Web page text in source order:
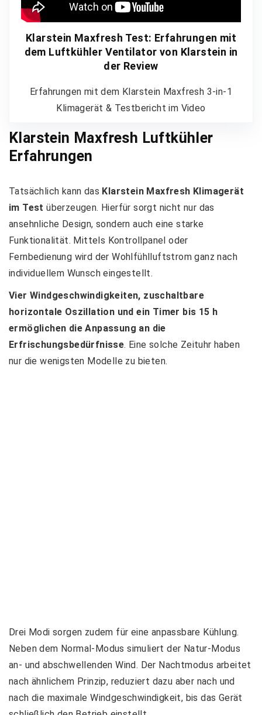
Klarstein Maxfresh Test: Erfahrungen mit
dem Luftkühler Ventilator von Klarstein in
der Review
Erfahrungen mit dem Klarstein Maxfresh 3-in-1
Klimagerät & Testbericht im Video
Klarstein Maxfresh Luftkühler
Erfahrungen
Tatsächlich kann das Klarstein Maxfresh Klimagerät
im Test überzeugen. Hierfür sorgt nicht nur das
ansehnliche Design, sondern auch eine starke
Funktionalität. Mittels Kontrollpanel oder
Fernbedienung wird der Wohlfühlluftstrom ganz nach
individuellem Wunsch eingestellt.
Vier Windgeschwindigkeiten, zuschaltbare
horizontale Oszillation und ein Timer bis 15 h
ermöglichen die Anpassung an die
Erfrischungsbedürfnisse. Eine solche Zeituhr haben
nur die wenigsten Modelle zu bieten.
Drei Modi sorgen zudem für eine anpassbare Kühlung.
Neben dem Normal-Modus simuliert der Natur-Modus
an- und abschwellenden Wind. Der Nachtmodus arbeitet
nach ähnlichem Prinzip, reduziert dazu aber nach und
nach die maximale Windgeschwindigkeit, bis das Gerät